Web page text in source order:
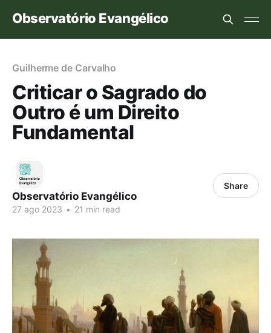
Observatório Evangélico
Guilherme de Carvalho
Criticar o Sagrado do
Outro é um Direito
Fundamental
Observatório Evangélico
27 ago 2023 • 21 min read
Share